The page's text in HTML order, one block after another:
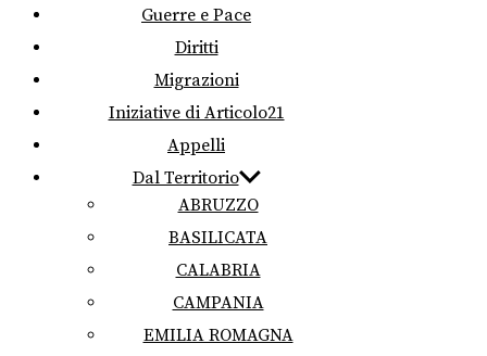
Guerre e Pace
Diritti
Migrazioni
Iniziative di Articolo21
Appelli
Dal Territorio
ABRUZZO
BASILICATA
CALABRIA
CAMPANIA
EMILIA ROMAGNA